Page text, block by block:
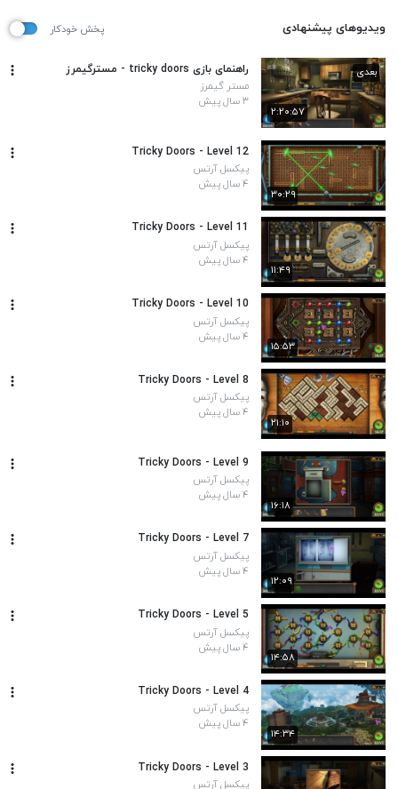
ویدیوهای پیشنهادی پخش خودکار
۲:۲۰:۵۷
بعدی راهنمای بازی tricky doors - مسترگیمرز
مستر گیمرز
۳ سال پیش
۳۰:۲۹
Tricky Doors - Level 12
پیکسل آرتس
۴ سال پیش
۱۱:۴۹
Tricky Doors - Level 11
پیکسل آرتس
۴ سال پیش
۱۵:۵۳
Tricky Doors - Level 10
پیکسل آرتس
۴ سال پیش
۲۱:۱۰
Tricky Doors - Level 8
پیکسل آرتس
۴ سال پیش
۱۶:۱۸
Tricky Doors - Level 9
پیکسل آرتس
۴ سال پیش
۱۲:۰۹
Tricky Doors - Level 7
پیکسل آرتس
۴ سال پیش
۱۴:۵۸
Tricky Doors - Level 5
پیکسل آرتس
۴ سال پیش
۱۴:۳۴
Tricky Doors - Level 4
پیکسل آرتس
۴ سال پیش
Tricky Doors - Level 3
پیکسل آرتس